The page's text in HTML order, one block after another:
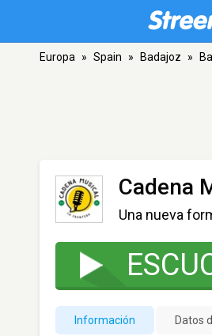
Europa » Spain » Badajoz »
Cadena
Una nueva
Información Datos